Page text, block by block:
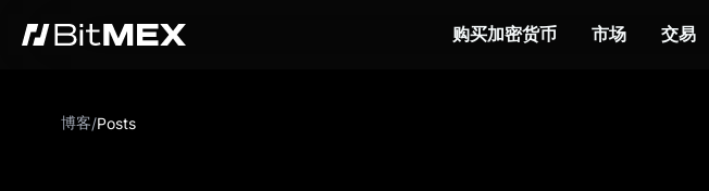
购买加密货币 市场 交易
博客/Posts